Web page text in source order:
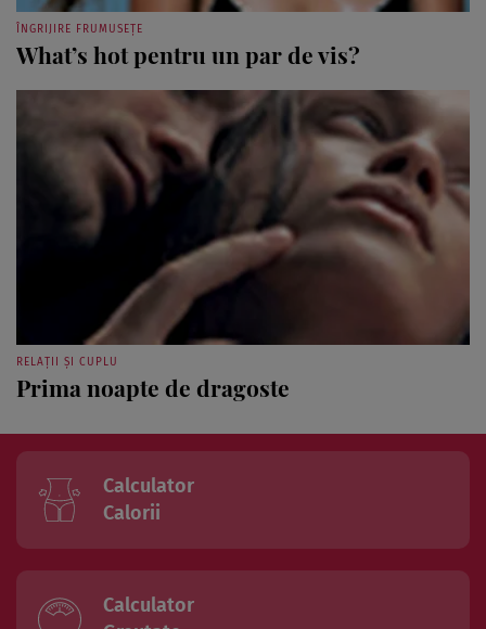
ÎNGRIJIRE FRUMUSEȚE
What’s hot pentru un par de vis?
RELAȚII ȘI CUPLU
Prima noapte de dragoste
Calculator
Calorii
Calculator